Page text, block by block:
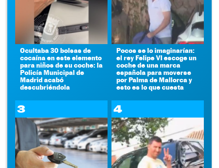
Ocultaba 30 bolsas de
cocaína en este elemento
para niños de su coche: la
Policía Municipal de
Madrid acabó
descubriéndola
Pocos se lo imaginarían:
el rey Felipe VI escoge un
coche de una marca
española para moverse
por Palma de Mallorca y
esto es lo que cuesta
3 4